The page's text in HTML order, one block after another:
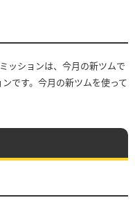
ッションは、今月の新ツムで
です。今月の新ツムを使って